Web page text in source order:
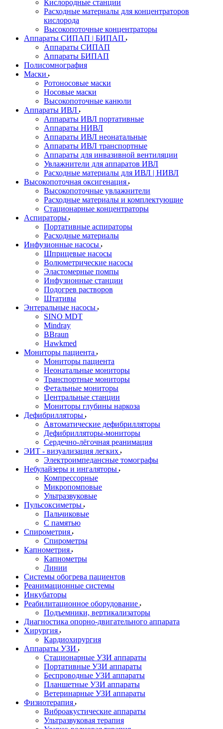
Кислородные станции
Расходные материалы для концентраторов
кислорода
Высокопоточные концентраторы
Аппараты СИПАП | БИПАП
Аппараты СИПАП
Аппараты БИПАП
Полисомнография
Маски
Ротоносовые маски
Носовые маски
Высокопоточные канюли
Аппараты ИВЛ
Аппараты ИВЛ портативные
Аппараты НИВЛ
Аппараты ИВЛ неонатальные
Аппараты ИВЛ транспортные
Аппараты для инвазивной вентиляции
Увлажнители для аппаратов ИВЛ
Расходные материалы для ИВЛ | НИВЛ
Высокопоточная оксигенация
Высокопоточные увлажнители
Расходные материалы и комплектующие
Стационарные концентраторы
Аспираторы
Портативные аспираторы
Расходные материалы
Инфузионные насосы
Шприцевые насосы
Волюметрические насосы
Эластомерные помпы
Инфузионные станции
Подогрев растворов
Штативы
Энтеральные насосы
SINO MDT
Mindray
BBraun
Hawkmed
Мониторы пациента
Мониторы пациента
Неонатальные мониторы
Транспортные мониторы
Фетальные мониторы
Центральные станции
Мониторы глубины наркоза
Дефибрилляторы
Автоматические дефибрилляторы
Дефибрилляторы-мониторы
Сердечно-лёгочная реанимация
ЭИТ - визуализация легких
Электроимпедансные томографы
Небулайзеры и ингаляторы
Компрессорные
Микропомповые
Ультразвуковые
Пульсоксиметры
Пальчиковые
С памятью
Спирометрия
Спирометры
Капнометрия
Капнометры
Линии
Системы обогрева пациентов
Реанимационные системы
Инкубаторы
Реабилитационное оборудование
Подъемники, вертикализаторы
Диагностика опорно-двигательного аппарата
Хирургия
Кардиохирургия
Аппараты УЗИ
Стационарные УЗИ аппараты
Портативные УЗИ аппараты
Беспроводные УЗИ аппараты
Планшетные УЗИ аппараты
Ветеринарные УЗИ аппараты
Физиотерапия
Виброакустические аппараты
Ультразвуковая терапия